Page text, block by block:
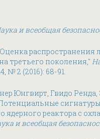
и всеобщая
распространения
третьего поколения,"
№ 2 (2016): 68-91.
Юнгвирт, Гвидо
ядерного реактора с
и всеобщая